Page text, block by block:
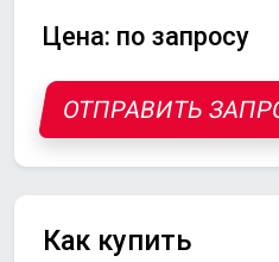
Цена: по запросу
ОТПРАВИТЬ
Как купить